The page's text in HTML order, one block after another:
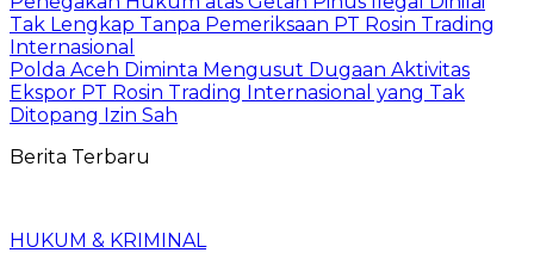
Tak Lengkap Tanpa Pemeriksaan PT Rosin Trading
Internasional
Polda Aceh Diminta Mengusut Dugaan Aktivitas
Ekspor PT Rosin Trading Internasional yang Tak
Ditopang Izin Sah
Berita Terbaru
HUKUM & KRIMINAL